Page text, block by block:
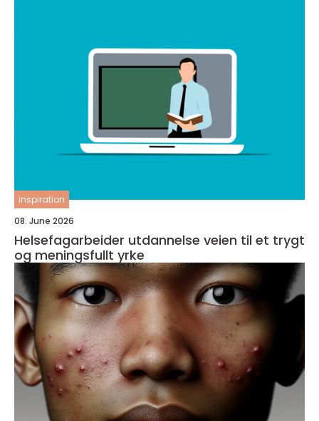
inspiration
08. June 2026
Helsefagarbeider utdannelse veien til et trygt
og meningsfullt yrke